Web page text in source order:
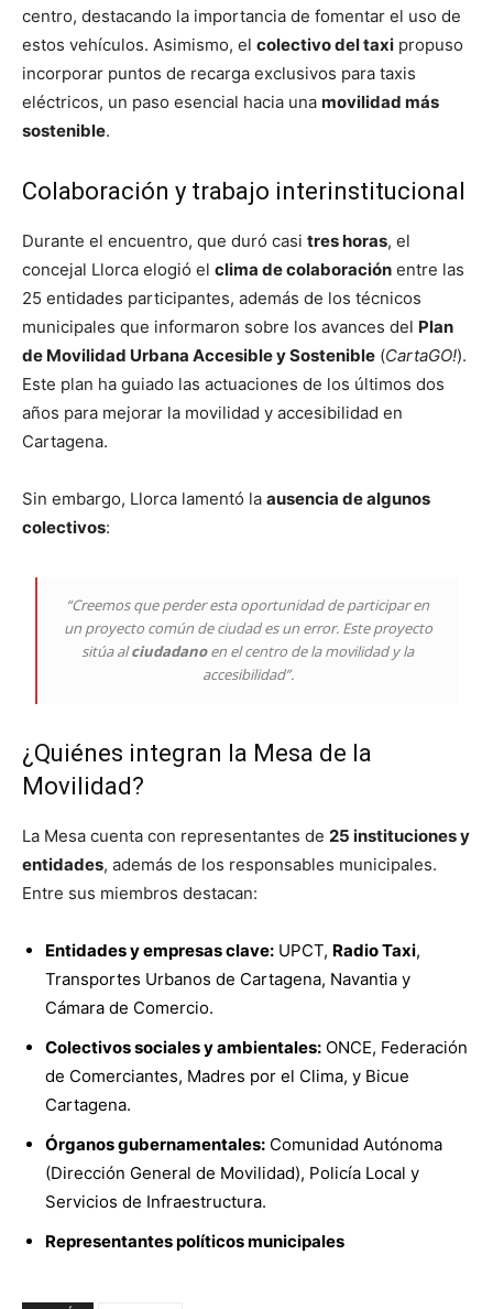
centro, destacando la importancia de fomentar el uso de
estos vehículos. Asimismo, el colectivo del taxi propuso
incorporar puntos de recarga exclusivos para taxis
eléctricos, un paso esencial hacia una movilidad más
sostenible.
Colaboración y trabajo interinstitucional
Durante el encuentro, que duró casi tres horas, el
concejal Llorca elogió el clima de colaboración entre las
25 entidades participantes, además de los técnicos
municipales que informaron sobre los avances del Plan
de Movilidad Urbana Accesible y Sostenible (CartaGO!).
Este plan ha guiado las actuaciones de los últimos dos
años para mejorar la movilidad y accesibilidad en
Cartagena.
Sin embargo, Llorca lamentó la ausencia de algunos
colectivos:
“Creemos que perder esta oportunidad de participar en
un proyecto común de ciudad es un error. Este proyecto
sitúa alciudadanoen el centro de la movilidad y la
accesibilidad”.
¿Quiénes integran la Mesa de la
Movilidad?
La Mesa cuenta con representantes de 25 instituciones y
entidades, además de los responsables municipales.
Entre sus miembros destacan:
Entidades y empresas clave: UPCT, Radio Taxi,
Transportes Urbanos de Cartagena, Navantia y
Cámara de Comercio.
Colectivos sociales y ambientales: ONCE, Federación
de Comerciantes, Madres por el Clima, y Bicue
Cartagena.
Órganos gubernamentales: Comunidad Autónoma
(Dirección General de Movilidad), Policía Local y
Servicios de Infraestructura.
Representantes políticos municipales